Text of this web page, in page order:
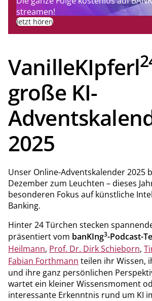
streamen!
Jetzt hören
VanilleKIpferl
große KI-
2025
Unser Online-Adventskalender 2025
Dezember zum Leuchten – dieses
besonderen Fokus auf künstliche
Banking.
Hinter 24 Türchen stecken
präsentiert vom banKIng3-Podcast-
Heilmann, Prof. Dr. Dirk Schieborn,
Fabian Forthmann teilen ihr Wissen,
und ihre ganz persönlichen
wartet ein kleiner Wissensmoment
interessante Erkenntnis rund um KI